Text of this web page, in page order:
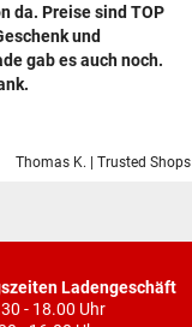
da. Preise sind TOP
und
gab es auch noch.
Thomas K. | Trusted Shops
Ladengeschäft
- 18.00 Uhr